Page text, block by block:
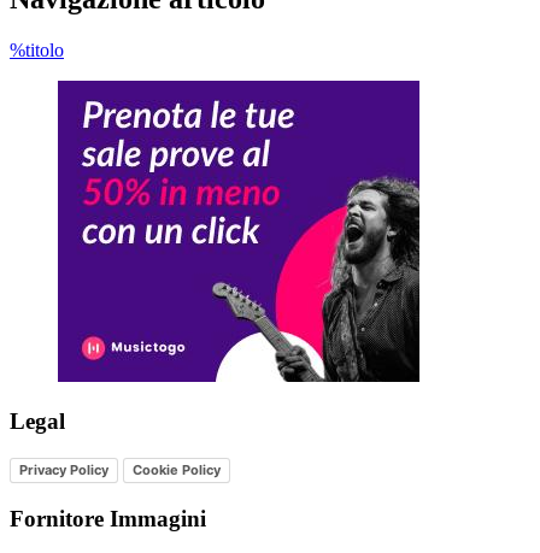
%titolo
Legal
Privacy Policy Cookie Policy
Fornitore Immagini